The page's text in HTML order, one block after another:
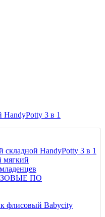
3 в 1
HandyPotty 3 в 1
мягкий
ПО
флисовый Babycity